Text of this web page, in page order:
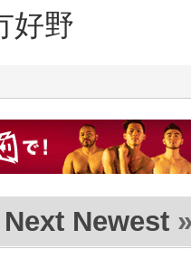
好野
Next Newest